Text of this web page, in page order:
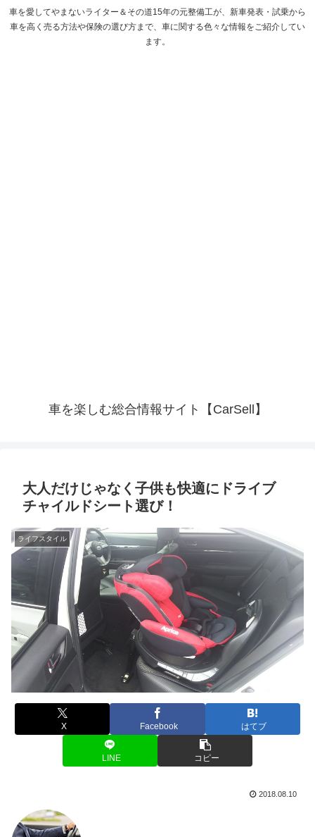
車を愛してやまないライター＆その道15年の元整備工が、新車発表・試乗から
車を高く売る方法や保険の選び方まで、車に関する色々な情報をご紹介してい
ます。
車を楽しむ総合情報サイト【CarSell】
大人だけじゃなく子供も快適にドライブ
チャイルドシート選び！
ライフスタイル
X Facebook はてブ
LINE コピー
2018.08.10